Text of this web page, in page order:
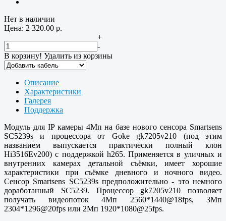
Нет в наличии
Цена: 2 320.00 р.
+
-
В корзину! Удалить из корзины
Описание
Характеристики
Галерея
Поддержка
Модуль для IP камеры 4Мп на базе нового сенсора Smartsens
SC5239s и процессора от Goke gk7205v210 (под этим
названием выпускается практически полный клон
Hi3516Ev200) с поддержкой h265. Применяется в уличных и
внутренних камерах детальной съёмки, имеет хорошие
характеристики при съёмке дневного и ночного видео.
Сенсор Smartsens SC5239s предположительно - это немного
доработанный SC5239. Процессор gk7205v210 позволяет
получать видеопоток 4Мп 2560*1440@18fps, 3Мп
2304*1296@20fps или 2Мп 1920*1080@25fps.